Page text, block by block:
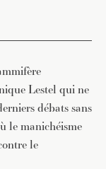
Lestel qui ne
débats sans
le manichéisme
le